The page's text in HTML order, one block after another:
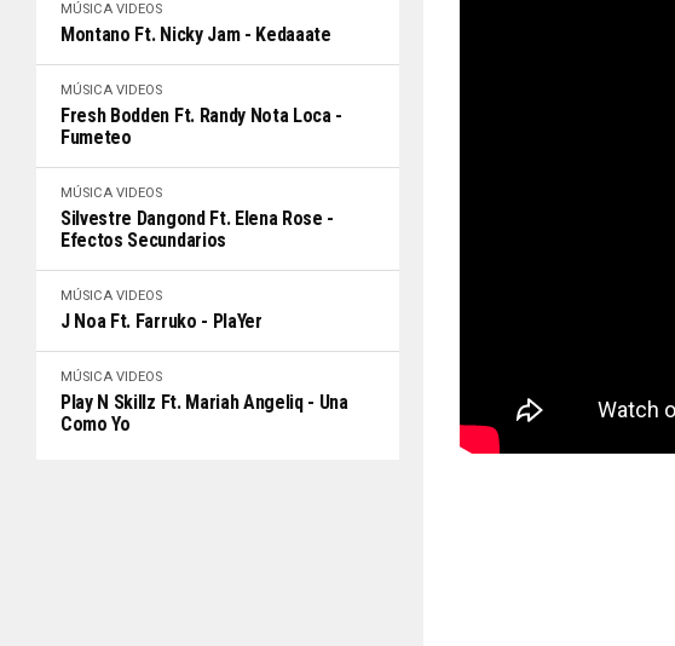
MÚSICA VIDEOS
Montano Ft. Nicky Jam - Kedaaate
MÚSICA VIDEOS
Fresh Bodden Ft. Randy Nota Loca -
Fumeteo
MÚSICA VIDEOS
Silvestre Dangond Ft. Elena Rose -
Efectos Secundarios
MÚSICA VIDEOS
J Noa Ft. Farruko - PlaYer
MÚSICA VIDEOS
Play N Skillz Ft. Mariah Angeliq - Una
Como Yo